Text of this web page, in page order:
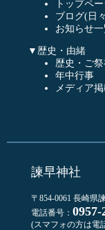
トップペ
ブログ(日
お知らせ
▼歴史・由緒
歴史・ご祭
年中行事
メディア
諫早神社
〒854-0061 長崎県
電話番号： 0957-
(スマフォの方は電